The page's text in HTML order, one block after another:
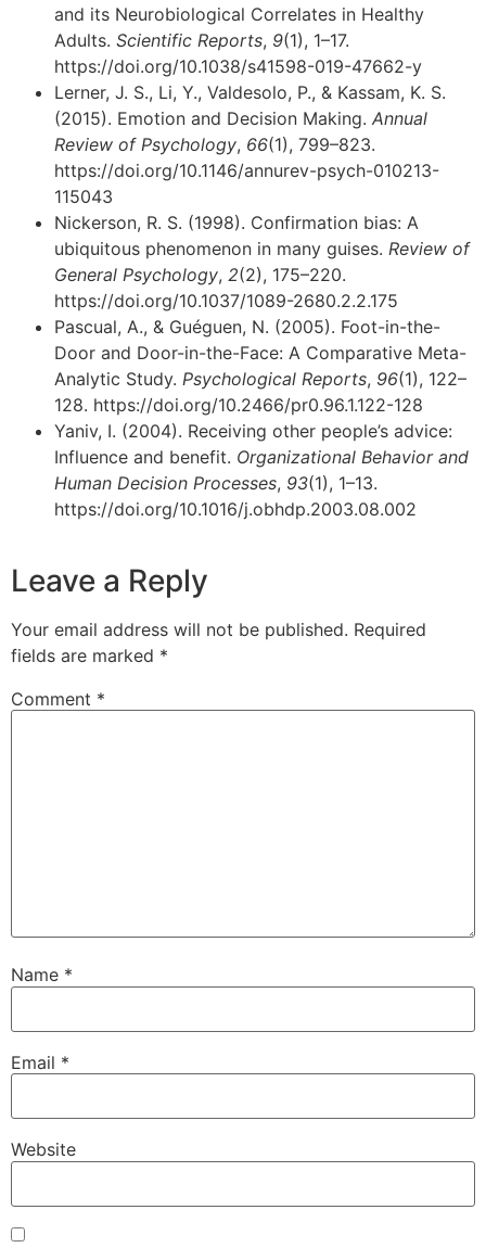
and its Neurobiological Correlates in Healthy
Adults. Scientific Reports, 9(1), 1–17.
https://doi.org/10.1038/s41598-019-47662-y
Lerner, J. S., Li, Y., Valdesolo, P., & Kassam, K. S.
(2015). Emotion and Decision Making. Annual
Review of Psychology, 66(1), 799–823.
https://doi.org/10.1146/annurev-psych-010213-
115043
Nickerson, R. S. (1998). Confirmation bias: A
ubiquitous phenomenon in many guises. Review of
General Psychology, 2(2), 175–220.
https://doi.org/10.1037/1089-2680.2.2.175
Pascual, A., & Guéguen, N. (2005). Foot-in-the-
Door and Door-in-the-Face: A Comparative Meta-
Analytic Study. Psychological Reports, 96(1), 122–
128. https://doi.org/10.2466/pr0.96.1.122-128
Yaniv, I. (2004). Receiving other people’s advice:
Influence and benefit. Organizational Behavior and
Human Decision Processes, 93(1), 1–13.
https://doi.org/10.1016/j.obhdp.2003.08.002
Leave a Reply
Your email address will not be published. Required
fields are marked *
Comment *
Name *
Email *
Website